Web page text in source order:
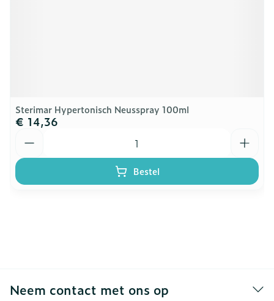
Sterimar Hypertonisch Neusspray 100ml
€ 14,36
Bestel
Neem contact met ons op